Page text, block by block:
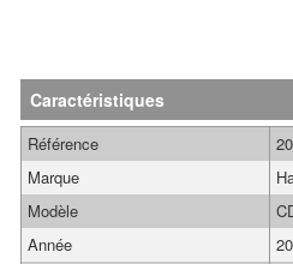
Caractéristiques
Référence
Marque
Modèle
Année